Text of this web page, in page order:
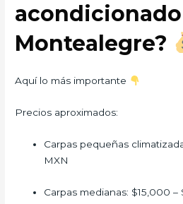
Montealegre?
Aquí lo más importante
Precios aproximados:
Carpas pequeñas
MXN
Carpas medianas: $15,000